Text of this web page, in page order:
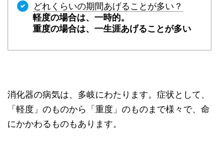
どれくらいの期間あげることが多い？
軽度の場合は、一時的。
重度の場合は、一生涯あげることが多い
消化器の病気は、多岐にわたります。症状として、
「軽度」のものから「重度」のものまで様々で、命
にかかわるものもあります。